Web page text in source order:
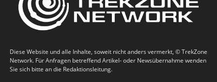
Diese Website und alle Inhalte, soweit nicht anders vermerkt, © TrekZone
Network. Für Anfragen betreffend Artikel- oder Newsübernahme wenden
Sie sich bitte an die Redaktionsleitung.